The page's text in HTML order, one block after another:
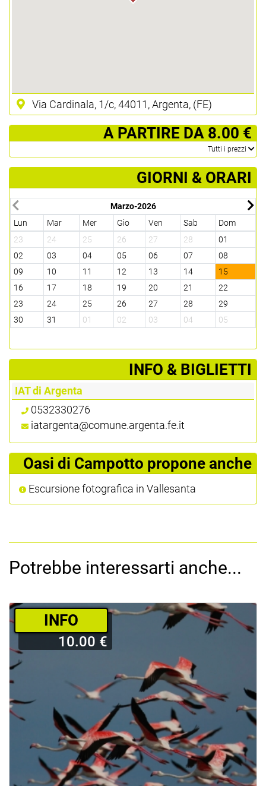
Via Cardinala, 1/c, 44011, Argenta, (FE)
­ A PARTIRE DA 8.00 €
­Tutti i prezzi
GIORNI & ORARI
Marzo-2026
Lun
Mar Mer Gio Ven Sab
Dom
23
24 25 26 27 28
01
02
03 04 05 06 07
08
09
10 11 12 13 14
15
16
17 18 19 20 21
22
23
24 25 26 27 28
29
30
31 01 02 03 04 05
­INFO & BIGLIETTI
IAT di Argenta
0532330276
iatargenta@comune.argenta.fe.it
Oasi di Campotto propone anche
Escursione fotografica in Vallesanta
Potrebbe interessarti anche...
­INFO
10.00 €